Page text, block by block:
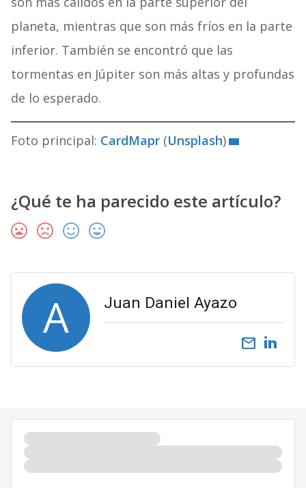
planeta, mientras que son más fríos en la parte
inferior. También se encontró que las
tormentas en Júpiter son más altas y profundas
de lo esperado.
Foto principal: CardMapr(Unsplash)
¿Qué te ha parecido este artículo?
A Juan Daniel Ayazo
email